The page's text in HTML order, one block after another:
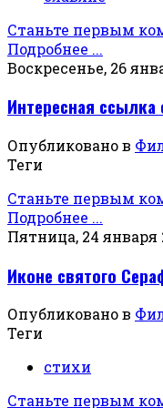
Станьте первым
Подробнее ...
Воскресенье, 26
Интересная
Опубликовано в
Теги
Станьте первым
Подробнее ...
Пятница, 24 января
Иконе святого
Опубликовано в
Теги
стихи
Станьте первым